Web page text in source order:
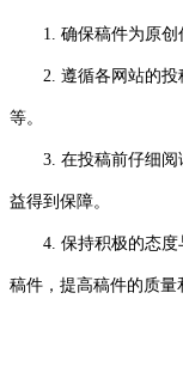
1. 确保稿件为原创
2. 遵循各网站的投
等。
3. 在投稿前仔细阅
益得到保障。
4. 保持积极的态度
稿件，提高稿件的质量